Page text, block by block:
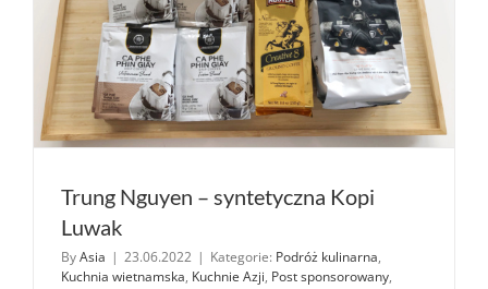
Trung Nguyen – syntetyczna Kopi
Luwak
ByAsia | 23.06.2022 | Kategorie: Podróż kulinarna,
Kuchnia wietnamska, Kuchnie Azji, Post sponsorowany,